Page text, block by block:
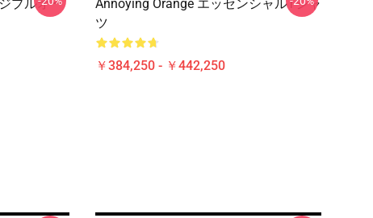
プルオー
Annoying Orange エッセンシャルTシャ
ツ
￥384,250 - ￥442,250